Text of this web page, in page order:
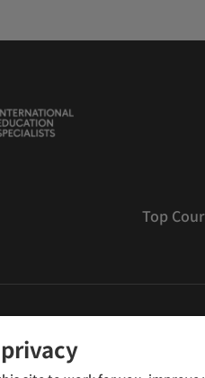
Top
IELTS Partners